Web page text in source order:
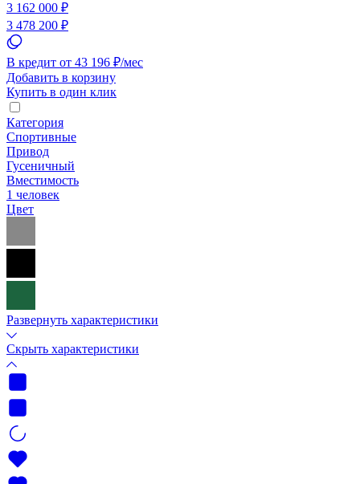
3 162 000 ₽
3 478 200 ₽
В кредит от 43 196 ₽/мес
Добавить в корзину
Купить в один клик
Категория
Спортивные
Привод
Гусеничный
Вместимость
1 человек
Цвет
Развернуть характеристики
Скрыть характеристики